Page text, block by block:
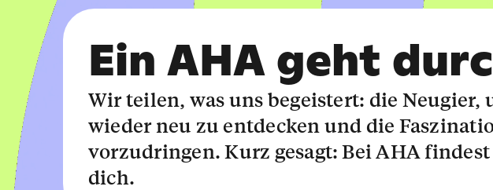
Ein AHA geht
Wir teilen, was uns begeistert: die Neugier,
wieder neu zu entdecken und die
vorzudringen. Kurz gesagt: Bei AHA
dich.